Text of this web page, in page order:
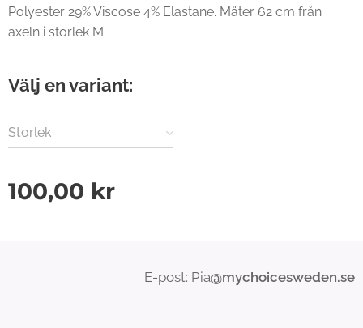
Polyester 29% Viscose 4% Elastane. Mäter 62 cm från
axeln i storlek M.
Välj en variant:
Storlek
100,00 kr
E-post: Pia@mychoicesweden.se